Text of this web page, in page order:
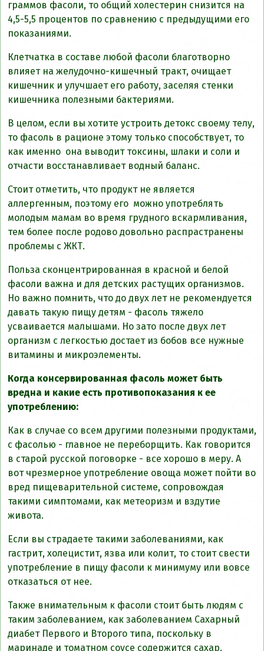
граммов фасоли, то общий холестерин снизится на
4,5-5,5 процентов по сравнению с предыдущими его
показаниями.
Клетчатка в составе любой фасоли благотворно
влияет на желудочно-кишечный тракт, очищает
кишечник и улучшает его работу, заселяя стенки
кишечника полезными бактериями.
В целом, если вы хотите устроить детокс своему телу,
то фасоль в рационе этому только способствует, то
как именно она выводит токсины, шлаки и соли и
отчасти восстанавливает водный баланс.
Стоит отметить, что продукт не является
аллергенным, поэтому его можно употреблять
молодым мамам во время грудного вскармливания,
тем более после родово довольно распрастранены
проблемы с ЖКТ.
Польза сконцентрированная в красной и белой
фасоли важна и для детских растущих организмов.
Но важно помнить, что до двух лет не рекомендуется
давать такую пищу детям - фасоль тяжело
усваивается малышами. Но зато после двух лет
организм с легкостью достает из бобов все нужные
витамины и микроэлементы.
Когда консервированная фасоль может быть
вредна и какие есть противопоказания к ее
употреблению:
Как в случае со всем другими полезными продуктами,
с фасолью - главное не переборщить. Как говорится
в старой русской поговорке - все хорошо в меру. А
вот чрезмерное употребление овоща может пойти во
вред пищеварительной системе, сопровождая
такими симптомами, как метеоризм и вздутие
живота.
Если вы страдаете такими заболеваниями, как
гастрит, холецистит, язва или колит, то стоит свести
употребление в пищу фасоли к минимуму или вовсе
отказаться от нее.
Также внимательным к фасоли стоит быть людям с
таким заболеванием, как заболеванием Сахарный
диабет Первого и Второго типа, поскольку в
маринаде и томатном соусе содержится сахар.